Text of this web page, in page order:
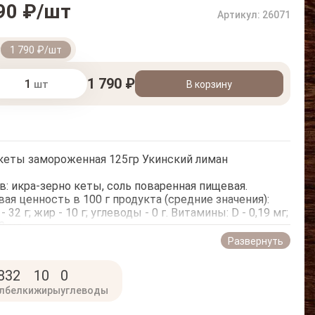
₽/шт Артикул: 26071
1 790 ₽/шт
шт 1 790 ₽ В корзину
замороженная 125гр Укинский лиман
икра-зерно кеты, соль поваренная пищевая.
ценность в 100 г продукта (средние значения):
32 г; жир - 10 г; углеводы - 0 г. Витамины: D - 0,19 мг;
мг.
ценность (калорийность): 218 ккал/913
готов к употреблению без дополнительной
Икру перед употреблением размораживать при
Развернуть
32
белки
10
жиры
0
углеводы